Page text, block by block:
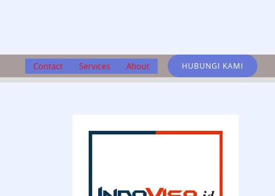
Contact Services About HUBUNGI KAMI